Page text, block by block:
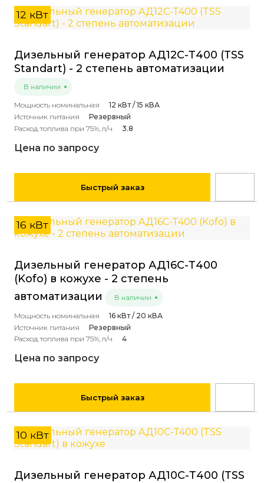
12 кВт
Дизельный генератор АД12С-Т400 (TSS
Standart) - 2 степень автоматизации
В наличии
Мощность номинальная
12 кВт / 15 кВА
Источник питания
Резервный
Расход топлива при 75%, л/ч
3.8
Цена по запросу
Быстрый заказ
16 кВт
Дизельный генератор АД16С-Т400
(Kofo) в кожухе - 2 степень
автоматизации
В наличии
Мощность номинальная
16 кВт / 20 кВА
Источник питания
Резервный
Расход топлива при 75%, л/ч
4
Цена по запросу
Быстрый заказ
10 кВт
Дизельный генератор АД10С-Т400 (TSS